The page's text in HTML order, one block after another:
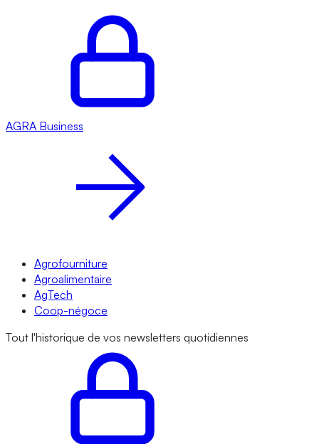
AGRA Business
Agrofourniture
Agroalimentaire
AgTech
Coop-négoce
Tout l'historique de vos newsletters quotidiennes